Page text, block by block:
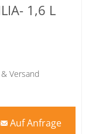
1,6 L
Versand
mail Auf Anfrage